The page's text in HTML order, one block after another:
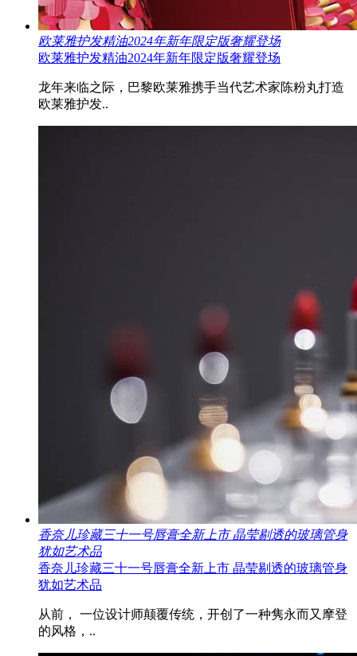
欧莱雅护发精油2024年新年限定版奢耀登场
欧莱雅护发精油2024年新年限定版奢耀登场
龙年来临之际，巴黎欧莱雅携手当代艺术家陈粉丸打造
欧莱雅护发..
香奈儿珍藏三十一号唇膏全新上市 晶莹剔透的玻璃管身
犹如艺术品
香奈儿珍藏三十一号唇膏全新上市 晶莹剔透的玻璃管身
犹如艺术品
从前， 一位设计师颠覆传统，开创了一种隽永而又摩登
的风格，..